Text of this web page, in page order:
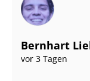
Bernhart
vor 3 Tagen